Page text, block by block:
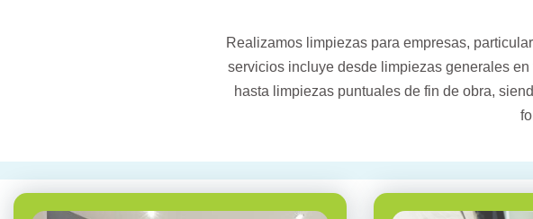
Realizamos limpiezas para empresas,
servicios incluye desde limpiezas generales
hasta limpiezas puntuales de fin de obra,